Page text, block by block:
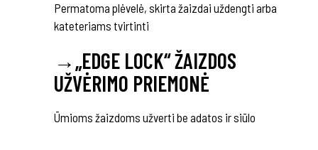
Permatoma plėvelė, skirta žaizdai uždengti arba
kateteriams tvirtinti
→„EDGE LOCK“ ŽAIZDOS
UŽVĖRIMO PRIEMONĖ
Ūmioms žaizdoms užverti be adatos ir siūlo